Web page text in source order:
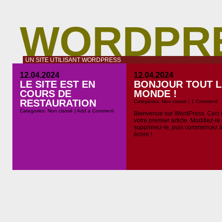
UN SITE UTILISANT WORDPRESS
12.04.2024
LE SITE EST EN
COURS DE
RESTAURATION
Categories: Non classé | Add a Comment
12.04.2024
BONJOUR TOUT
MONDE !
Categories: Non classé | 1 Comment
Bienvenue sur WordPress. Ceci
votre premier article. Modifiez-le
supprimez-le, puis commencez à
écrire !